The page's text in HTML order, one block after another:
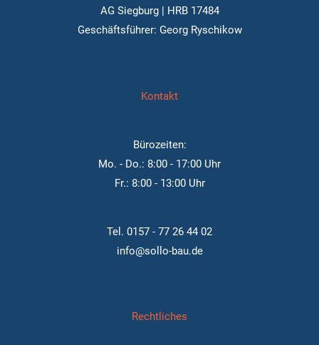
AG Siegburg | HRB 17484
Geschäftsführer: Georg Ryschikow
Kontakt
Bürozeiten:
Mo. - Do.: 8:00 - 17:00 Uhr
Fr.: 8:00 - 13:00 Uhr
Tel. 0157 - 77 26 44 02
info@sollo-bau.de
Rechtliches